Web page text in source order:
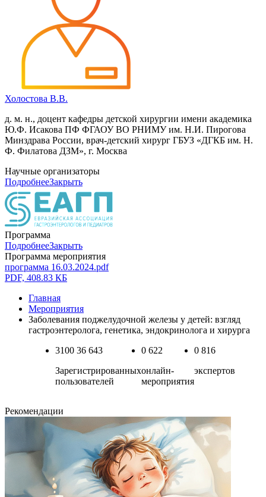
Холостова В.В.
д. м. н., доцент кафедры детской хирургии имени академика
Ю.Ф. Исакова ПФ ФГАОУ ВО РНИМУ им. Н.И. Пирогова
Минздрава России, врач-детский хирург ГБУЗ «ДГКБ им. Н.
Ф. Филатова ДЗМ», г. Москва
Научные организаторы
ПодробнееЗакрыть
Программа
ПодробнееЗакрыть
Программа мероприятия
программа 16.03.2024.pdf
PDF, 408.83 КБ
Главная
Мероприятия
Заболевания поджелудочной железы у детей: взгляд
гастроэнтеролога, генетика, эндокринолога и хирурга
3100 36 643
Зарегистрированных
пользователей
0 622
онлайн-
мероприятия
0 816
экспертов
Рекомендации